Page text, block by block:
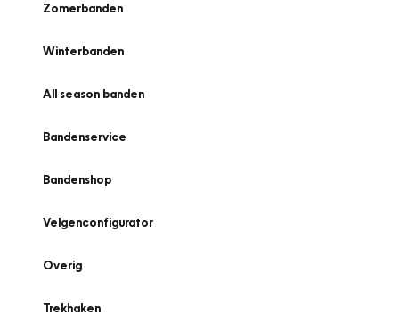
Zomerbanden
Winterbanden
All season banden
Bandenservice
Bandenshop
Velgenconfigurator
Overig
Trekhaken